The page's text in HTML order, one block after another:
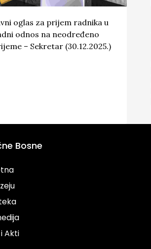
oglas za prijem radnika u
odnos na neodređeno
– Sekretar (30.12.2025.)
Bosne
Akti